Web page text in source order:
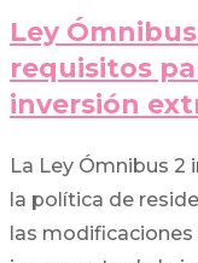
Ley
requisitos
inversión
La Ley Ómnibus 2
la política de
las